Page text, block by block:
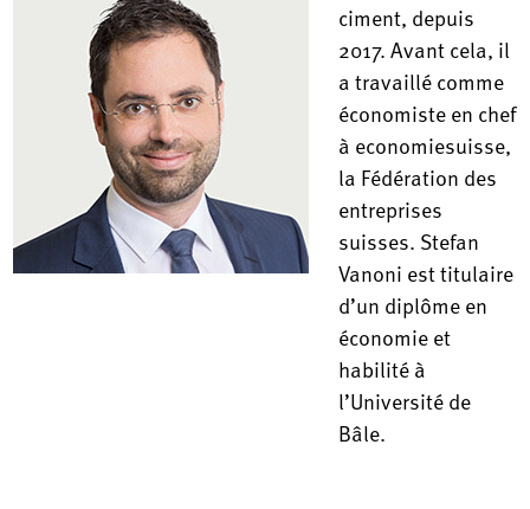
ciment, depuis
2017. Avant cela, il
a travaillé comme
économiste en chef
à economiesuisse,
la Fédération des
entreprises
suisses. Stefan
Vanoni est titulaire
d’un diplôme en
économie et
habilité à
l’Université de
Bâle.